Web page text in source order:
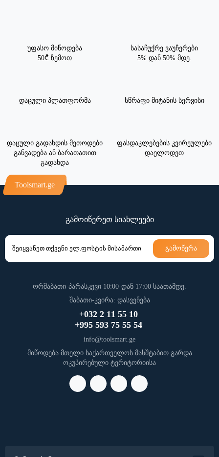
უფასო მიწოდება
50₾ ზემოთ
სასაჩუქრე ვაუჩერები
5% დან 50% მდე.
დაცული პლათფორმა სწრაფი მიტანის სერვისი
დაცული გადახდის მეთოდები
განვადება ან ბარათათით
გადახდა
ფასდაკლებების კვირეულები
დაელოდეთ
Toolsmart.ge
გამოიწერეთ სიახლეები
გამოწერა
ორშაბათი-პარასკევი 10:00-დან 17:00 საათამდე.
შაბათი-კვირა: დასვენება
+032 2 11 55 10
+995 593 75 55 54
info@toolsmart.ge
მიწოდება მთელი საქართველოს მასშტაბით გარდა
ოკუპირებული ტერიტორიისა